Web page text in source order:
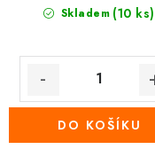
Skladem (10 ks)
DO KOŠÍKU